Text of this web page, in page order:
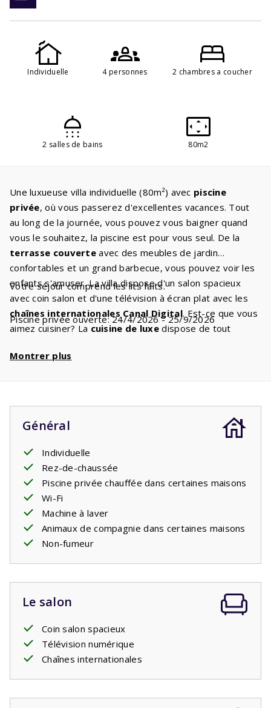
Individuelle 4 personnes 2 chambres a coucher
2 salles de bains 80m2
Une luxueuse villa individuelle (80m²) avec piscine
privée, où vous passerez d'excellentes vacances. Tout
au long de la journée, vous pouvez vous baigner quand
vous le souhaitez, la piscine est pour vous seul. De la
terrasse couverte avec des meubles de jardin
confortables et un grand barbecue, vous pouvez voir les
enfants s'amuser. La villa dispose d'un salon spacieux
avec coin salon et d'une télévision à écran plat avec les
chaînes internationales Canal Digital. Est-ce que vous
aimez cuisiner? La cuisine de luxe dispose de tout
ne manquerez pas de
une salle de bain : une avec baignoire, lavabo et toilettes
et l'autre avec douche et lavabo. Il y a un deuxième WC
séparé.
La piscine est ouverte de la quatrième semaine d'avril à la
quatrième semaine de septembre. Si vous réservez
entre octobre et avril, il est possible que vous séjourniez
dans une villa sans piscine. Pendant cette période, les
prix d'une villa avec et sans piscine sont les mêmes.
Certaines villas disposent d'unepiscine chauffée. Vous
pouvez l'indiquer comme préférence payante lors de la
Votre séjour comprend les lits faits.
Piscine privée ouverte: 24/4/2026 - 25/9/2026
Montrer plus
Général
Individuelle
Rez-de-chaussée
Piscine privée chauffée dans certaines maisons
Wi-Fi
Machine à laver
Animaux de compagnie dans certaines maisons
Non-fumeur
Le salon
Coin salon spacieux
Télévision numérique
Chaînes internationales